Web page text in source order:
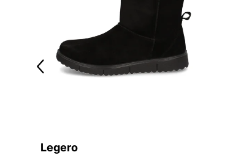
Legero